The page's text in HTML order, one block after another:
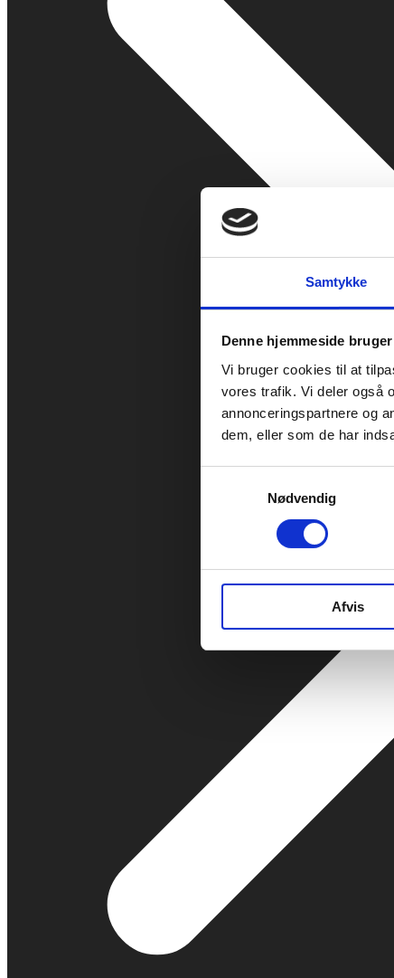
Samtykke
Denne hjemmeside
Vi bruger cookies til at
vores trafik. Vi deler også
annonceringspartnere og
dem, eller som de har
Nødvendig
Afvis